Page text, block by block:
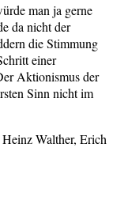
man ja gerne
da nicht der
die Stimmung
einer
Aktionismus der
Sinn nicht im
Walther, Erich